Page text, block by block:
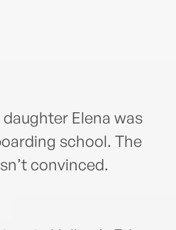
Elena was
school. The
convinced.